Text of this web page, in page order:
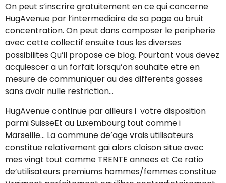
On peut s’inscrire gratuitement en ce qui concerne
HugAvenue par l’intermediaire de sa page ou bruit
concentration. On peut dans composer le peripherie
avec cette collectif ensuite tous les diverses
possibilites Qu’il propose ce blog. Pourtant vous devez
acquiescer a un forfait lorsqu’on souhaite etre en
mesure de communiquer au des differents gosses
sans avoir nulle restriction…
HugAvenue continue par ailleurs i votre disposition
parmi SuisseEt au Luxembourg tout comme i
Marseille… La commune de’age vrais utilisateurs
constitue relativement gai alors cloison situe avec
mes vingt tout comme TRENTE annees et Ce ratio
de’utilisateurs premiums hommes/femmes constitue